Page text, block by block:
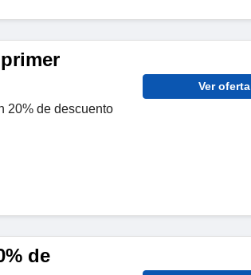
20% de descuento
Ver oferta
de